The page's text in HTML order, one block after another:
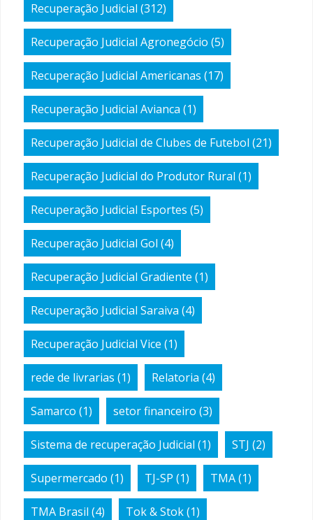
Recuperação Judicial (312)
Recuperação Judicial Agronegócio (5)
Recuperação Judicial Americanas (17)
Recuperação Judicial Avianca (1)
Recuperação Judicial de Clubes de Futebol (21)
Recuperação Judicial do Produtor Rural (1)
Recuperação Judicial Esportes (5)
Recuperação Judicial Gol (4)
Recuperação Judicial Gradiente (1)
Recuperação Judicial Saraiva (4)
Recuperação Judicial Vice (1)
rede de livrarias (1) Relatoria (4)
Samarco (1) setor financeiro (3)
Sistema de recuperação Judicial (1) STJ (2)
Supermercado (1) TJ-SP (1) TMA(1)
TMA Brasil (4) Tok & Stok(1)